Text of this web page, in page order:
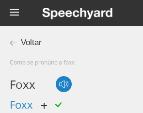
Voltar
Como se pronúncia foxx
Foxx
Foxx